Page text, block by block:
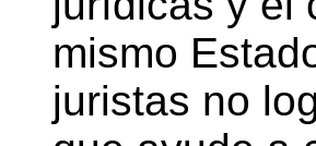
mismo
juristas no